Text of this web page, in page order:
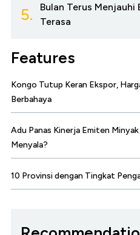
5.
Bulan Terus Menjauhi
Terasa
Features
Kongo Tutup Keran Ekspor,
Berbahaya
Adu Panas Kinerja Emiten
Menyala?
10 Provinsi dengan Tingkat